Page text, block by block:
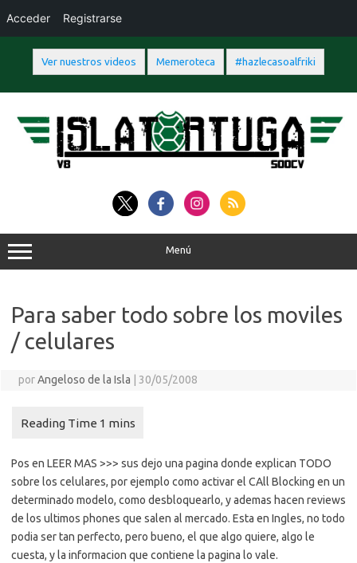
Ver nuestros videos Memeroteca #hazlecasoalfriki
contenido
Menú
Para saber todo sobre los moviles
/ celulares
porAngeloso de la Isla 30/05/2008
Pos en LEER MAS >>> sus dejo una pagina donde explican TODO
sobre los celulares, por ejemplo como activar el CAll Blocking en un
determinado modelo, como desbloquearlo, y ademas hacen reviews
de los ultimos phones que salen al mercado. Esta en Ingles, no todo
podia ser tan perfecto, pero bueno, el que algo quiere, algo le
cuesta, y la informacion que contiene la pagina lo vale.
Acceder Registrarse